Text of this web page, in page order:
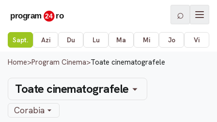
⌕
Sapt. Azi Du Lu Ma Mi Jo Vi
Home>Program Cinema>Toate cinematografele
Toate cinematografele
Corabia